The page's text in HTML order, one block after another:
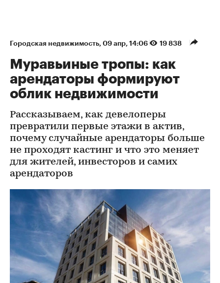
Городская недвижимость⁠, 09 апр, 14:06 19 838
Муравьиные тропы: как
арендаторы формируют
облик недвижимости
Рассказываем, как девелоперы
превратили первые этажи в актив,
почему случайные арендаторы больше
не проходят кастинг и что это меняет
для жителей, инвесторов и самих
арендаторов